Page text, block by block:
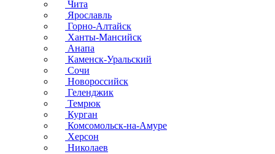
Чита
Ярославль
Горно-Алтайск
Ханты-Мансийск
Анапа
Каменск-Уральский
Сочи
Новороссийск
Геленджик
Темрюк
Курган
Комсомольск-на-Амуре
Херсон
Николаев